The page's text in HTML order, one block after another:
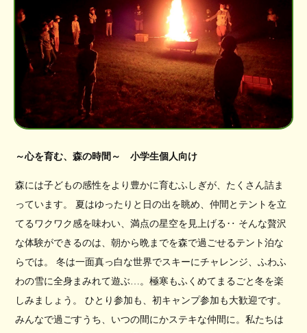
～心を育む、森の時間～ 小学生個人向け
森には子どもの感性をより豊かに育むふしぎが、たくさん詰ま
っています。 夏はゆったりと日の出を眺め、仲間とテントを立
てるワクワク感を味わい、満点の星空を見上げる‥ そんな贅沢
な体験ができるのは、朝から晩までを森で過ごせるテント泊な
らでは。 冬は一面真っ白な世界でスキーにチャレンジ、ふわふ
わの雪に全身まみれて遊ぶ…。極寒もふくめてまるごと冬を楽
しみましょう。 ひとり参加も、初キャンプ参加も大歓迎です。
みんなで過ごすうち、いつの間にかステキな仲間に。私たちは